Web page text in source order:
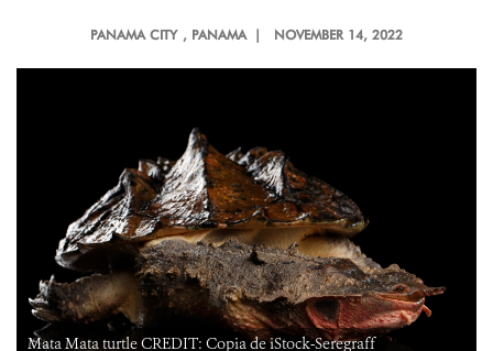
PANAMA CITY , PANAMA | NOVEMBER 14, 2022
Mata Mata turtle CREDIT: Copia de iStock-Seregraff